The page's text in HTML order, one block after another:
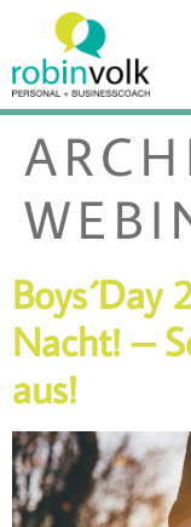
Nacht! –
aus!